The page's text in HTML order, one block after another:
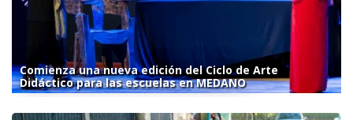
Comienza una nueva edición del Ciclo de Arte
Didáctico para las escuelas en MEDANO